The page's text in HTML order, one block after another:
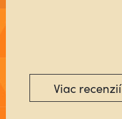
Viac recenzií